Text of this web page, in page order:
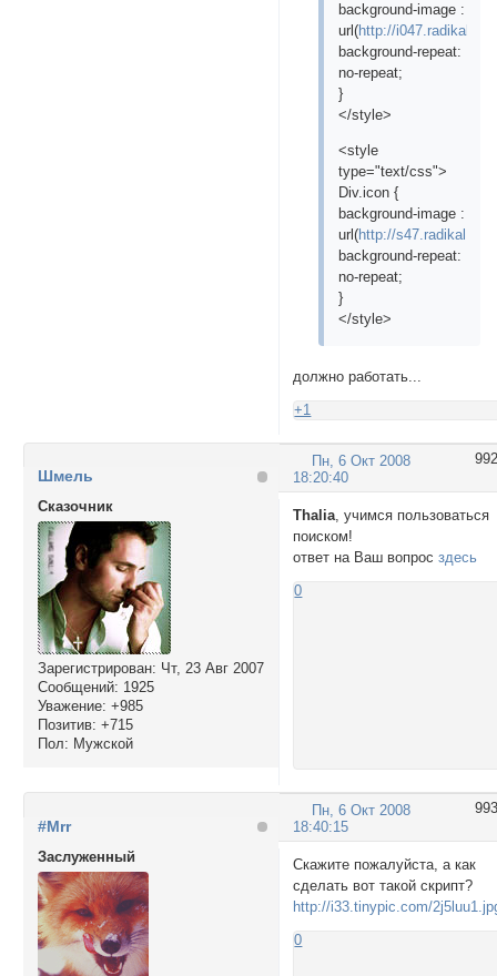
background-image :
url(http://i047.radikal.ru/
background-repeat:
no-repeat;
}
</style>
<style
type="text/css">
Div.icon {
background-image :
url(http://s47.radikal.ru/
background-repeat:
no-repeat;
}
</style>
должно работать...
+1
992
Пн, 6 Окт 2008
18:20:40
Шмель
Сказочник
Зарегистрирован: Чт, 23 Авг 2007
Сообщений: 1925
Уважение: +985
Позитив: +715
Пол: Мужской
Thalia , учимся пользоваться
поиском!
ответ на Ваш вопросздесь
0
993
Пн, 6 Окт 2008
18:40:15
#Mrr
Заслуженный
Скажите пожалуйста, а как
сделать вот такой скрипт?
http://i33.tinypic.com/
0